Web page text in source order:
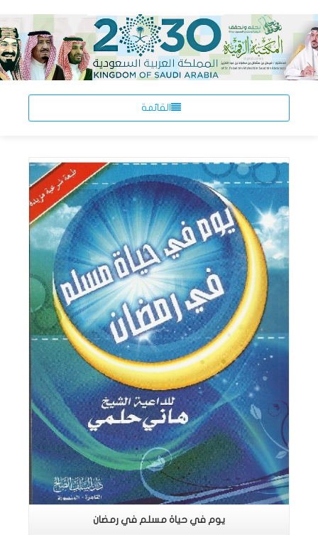
القائمة
اقرأ المزيد
يوم في حياة مسلم في رمضان